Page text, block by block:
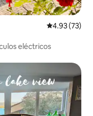
Calificación
4.93 (73)
eléctricos